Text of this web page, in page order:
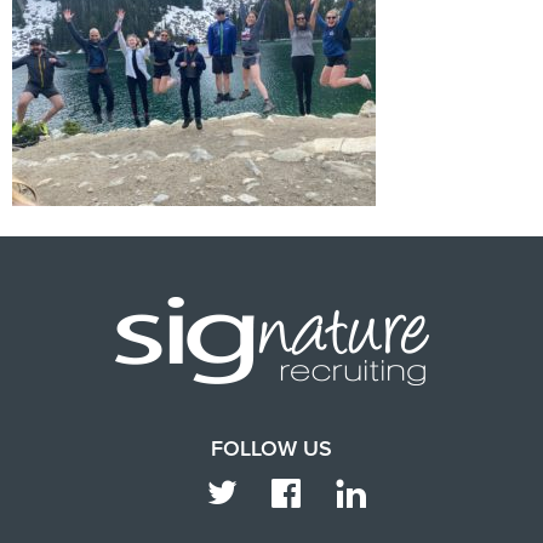
FOLLOW US
TWITTER FACEBOOK LINKEDIN